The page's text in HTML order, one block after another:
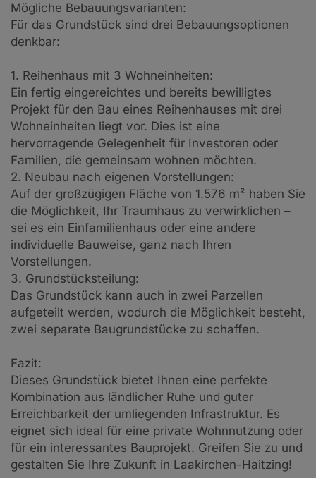
Mögliche Bebauungsvarianten:
Für das Grundstück sind drei Bebauungsoptionen
denkbar:
1. Reihenhaus mit 3 Wohneinheiten:
Ein fertig eingereichtes und bereits bewilligtes
Projekt für den Bau eines Reihenhauses mit drei
Wohneinheiten liegt vor. Dies ist eine
hervorragende Gelegenheit für Investoren oder
Familien, die gemeinsam wohnen möchten.
2. Neubau nach eigenen Vorstellungen:
Auf der großzügigen Fläche von 1.576 m² haben Sie
die Möglichkeit, Ihr Traumhaus zu verwirklichen –
sei es ein Einfamilienhaus oder eine andere
individuelle Bauweise, ganz nach Ihren
Vorstellungen.
3. Grundstücksteilung:
Das Grundstück kann auch in zwei Parzellen
aufgeteilt werden, wodurch die Möglichkeit besteht,
zwei separate Baugrundstücke zu schaffen.
Fazit:
Dieses Grundstück bietet Ihnen eine perfekte
Kombination aus ländlicher Ruhe und guter
Erreichbarkeit der umliegenden Infrastruktur. Es
eignet sich ideal für eine private Wohnnutzung oder
für ein interessantes Bauprojekt. Greifen Sie zu und
gestalten Sie Ihre Zukunft in Laakirchen-Haitzing!